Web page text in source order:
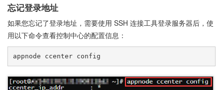
忘记登录地址
如果您忘记了登录地址，需要使用 SSH 连接工具登录服务器后，使
用以下命令查看控制中心的配置信息：